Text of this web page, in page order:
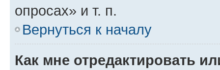
опросах» и т. п.
Вернуться к началу
Как мне отредактировать